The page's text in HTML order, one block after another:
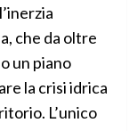
che da oltre
un piano
la crisi idrica
L’unico